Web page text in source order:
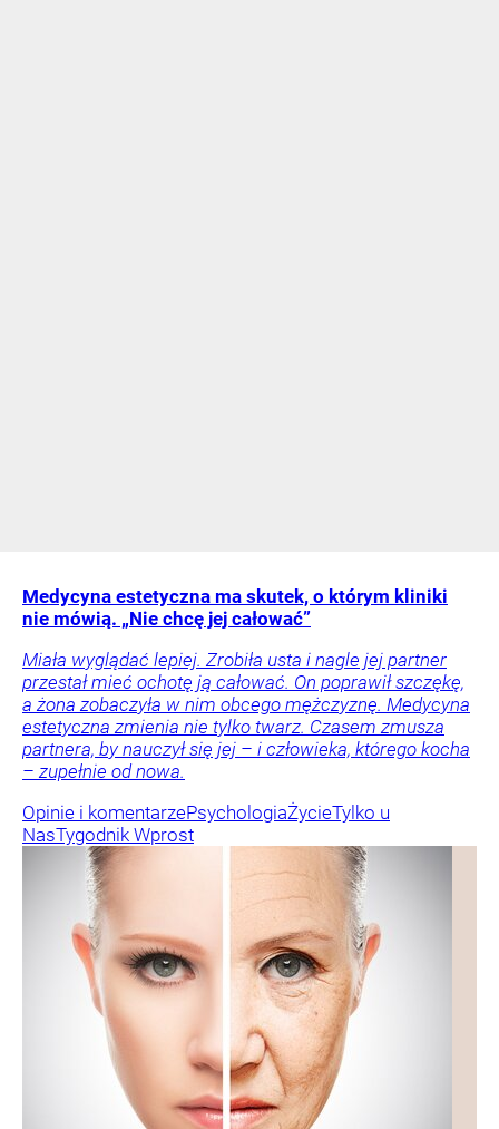
Medycyna estetyczna ma skutek, o którym kliniki
nie mówią. „Nie chcę jej całować”
Miała wyglądać lepiej. Zrobiła usta i nagle jej partner
przestał mieć ochotę ją całować. On poprawił szczękę,
a żona zobaczyła w nim obcego mężczyznę. Medycyna
estetyczna zmienia nie tylko twarz. Czasem zmusza
partnera, by nauczył się jej – i człowieka, którego kocha
– zupełnie od nowa.
Opinie i komentarzePsychologiaŻycieTylko u
NasTygodnik Wprost